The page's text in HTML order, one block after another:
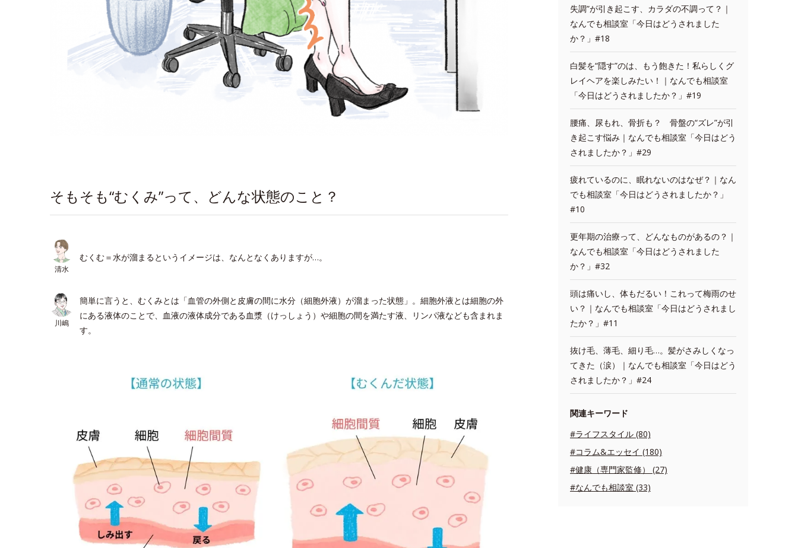
そもそも“むくみ”って、どんな状態のこと？
清水
むくむ＝水が溜まるというイメージは、なんとなくありますが…。
川嶋
簡単に言うと、むくみとは「血管の外側と皮膚の間に水分（細胞外液）が溜まった状態」。細胞外液とは細胞の外
にある液体のことで、血液の液体成分である血漿（けっしょう）や細胞の間を満たす液、リンパ液なども含まれま
す。
失調”が引き起こす、カラダの不調って？｜
なんでも相談室「今日はどうされました
か？」#18
白髪を“隠す”のは、もう飽きた！私らしくグ
レイヘアを楽しみたい！｜なんでも相談室
「今日はどうされましたか？」#19
腰痛、尿もれ、骨折も？ 骨盤の“ズレ”が引
き起こす悩み｜なんでも相談室「今日はどう
されましたか？」#29
疲れているのに、眠れないのはなぜ？｜なん
でも相談室「今日はどうされましたか？」
#10
更年期の治療って、どんなものがあるの？｜
なんでも相談室「今日はどうされました
か？」#32
頭は痛いし、体もだるい！これって梅雨のせ
い？｜なんでも相談室「今日はどうされまし
たか？」#11
抜け毛、薄毛、細り毛…。髪がさみしくなっ
てきた（涙）｜なんでも相談室「今日はどう
されましたか？」#24
関連キーワード
#ライフスタイル (80)
#コラム&エッセイ (180)
#健康（専門家監修） (27)
#なんでも相談室 (33)